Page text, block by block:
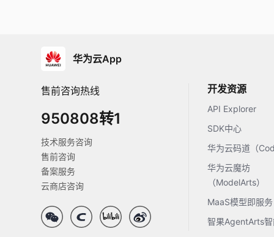
华为云App
售前咨询热线
950808转1
技术服务咨询
售前咨询
备案服务
云商店咨询
开发资源
API Explorer
SDK中心
华为云码道（
华为云魔坊
（ModelArts）
MaaS模型即服务
智果AgentArts